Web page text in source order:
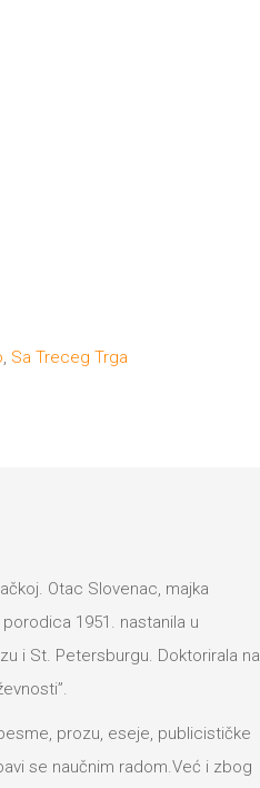
, Sa Treceg Trga
Otac Slovenac, majka
1951. nastanila u
i St. Petersburgu. Doktorirala na
prozu, eseje, publicističke
se naučnim radom.Već i zbog